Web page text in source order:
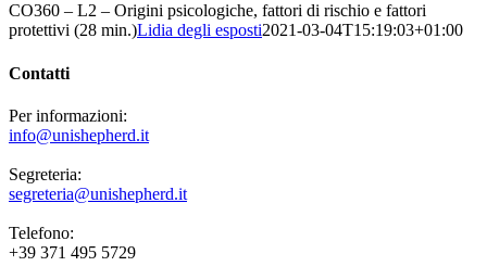
CO360 – L2 – Origini psicologiche, fattori di rischio e fattori
protettivi (28 min.)Lidia degli esposti2021-03-04T15:19:03+01:00
Contatti
Per informazioni:
info@unishepherd.it
Segreteria:
segreteria@unishepherd.it
Telefono:
+39 371 495 5729